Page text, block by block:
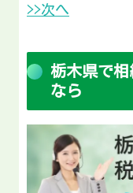
>>次へ
栃木県で相
なら